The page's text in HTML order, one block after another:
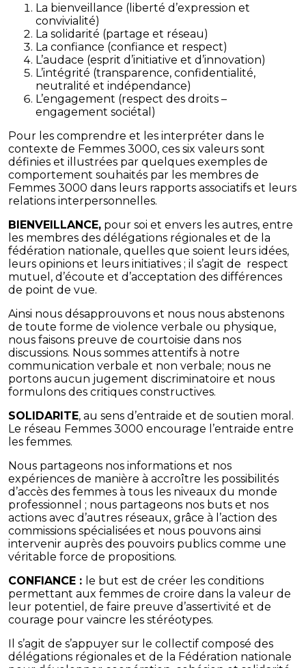
La bienveillance (liberté d’expression et
convivialité)
La solidarité (partage et réseau)
La confiance (confiance et respect)
L’audace (esprit d’initiative et d’innovation)
L’intégrité (transparence, confidentialité,
neutralité et indépendance)
L’engagement (respect des droits –
engagement sociétal)
Pour les comprendre et les interpréter dans le
contexte de Femmes 3000, ces six valeurs sont
définies et illustrées par quelques exemples de
comportement souhaités par les membres de
Femmes 3000 dans leurs rapports associatifs et leurs
relations interpersonnelles.
BIENVEILLANCE, pour soi et envers les autres, entre
les membres des délégations régionales et de la
fédération nationale, quelles que soient leurs idées,
leurs opinions et leurs initiatives ; il s’agit de respect
mutuel, d’écoute et d’acceptation des différences
de point de vue.
Ainsi nous désapprouvons et nous nous abstenons
de toute forme de violence verbale ou physique,
nous faisons preuve de courtoisie dans nos
discussions. Nous sommes attentifs à notre
communication verbale et non verbale; nous ne
portons aucun jugement discriminatoire et nous
formulons des critiques constructives.
SOLIDARITE, au sens d’entraide et de soutien moral.
Le réseau Femmes 3000 encourage l’entraide entre
les femmes.
Nous partageons nos informations et nos
expériences de manière à accroître les possibilités
d’accès des femmes à tous les niveaux du monde
professionnel ; nous partageons nos buts et nos
actions avec d’autres réseaux, grâce à l’action des
commissions spécialisées et nous pouvons ainsi
intervenir auprès des pouvoirs publics comme une
véritable force de propositions.
CONFIANCE : le but est de créer les conditions
permettant aux femmes de croire dans la valeur de
leur potentiel, de faire preuve d’assertivité et de
courage pour vaincre les stéréotypes.
Il s’agit de s’appuyer sur le collectif composé des
délégations régionales et de la Fédération nationale